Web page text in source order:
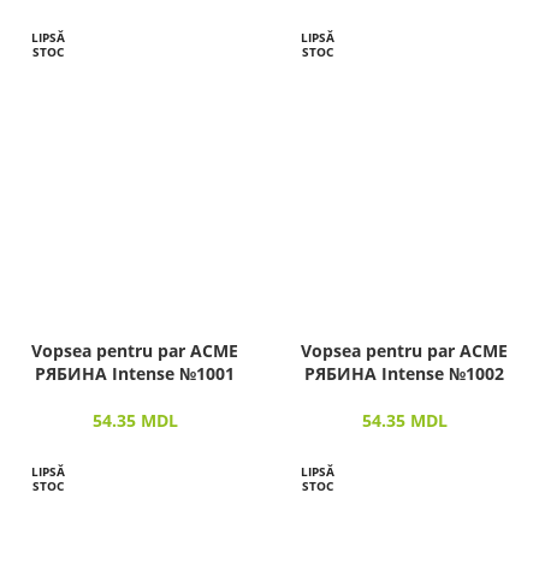
LIPSĂ
STOC
Vopsea pentru par ACME
РЯБИНА Intense №1001
54.35 MDL
LIPSĂ
STOC
Vopsea pentru par ACME
РЯБИНА Intense №1002
54.35 MDL
LIPSĂ
STOC
LIPSĂ
STOC